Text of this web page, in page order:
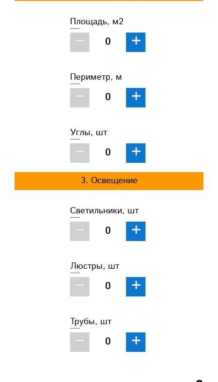
Площадь, м2
− +
Периметр, м
− +
Углы, шт
− +
3. Освещение
Светильники, шт
− +
Люстры, шт
− +
Трубы, шт
− +